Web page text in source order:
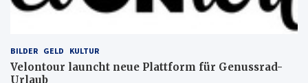
BILDER GELD KULTUR
Velontour launcht neue Plattform für Genussrad-
Urlaub